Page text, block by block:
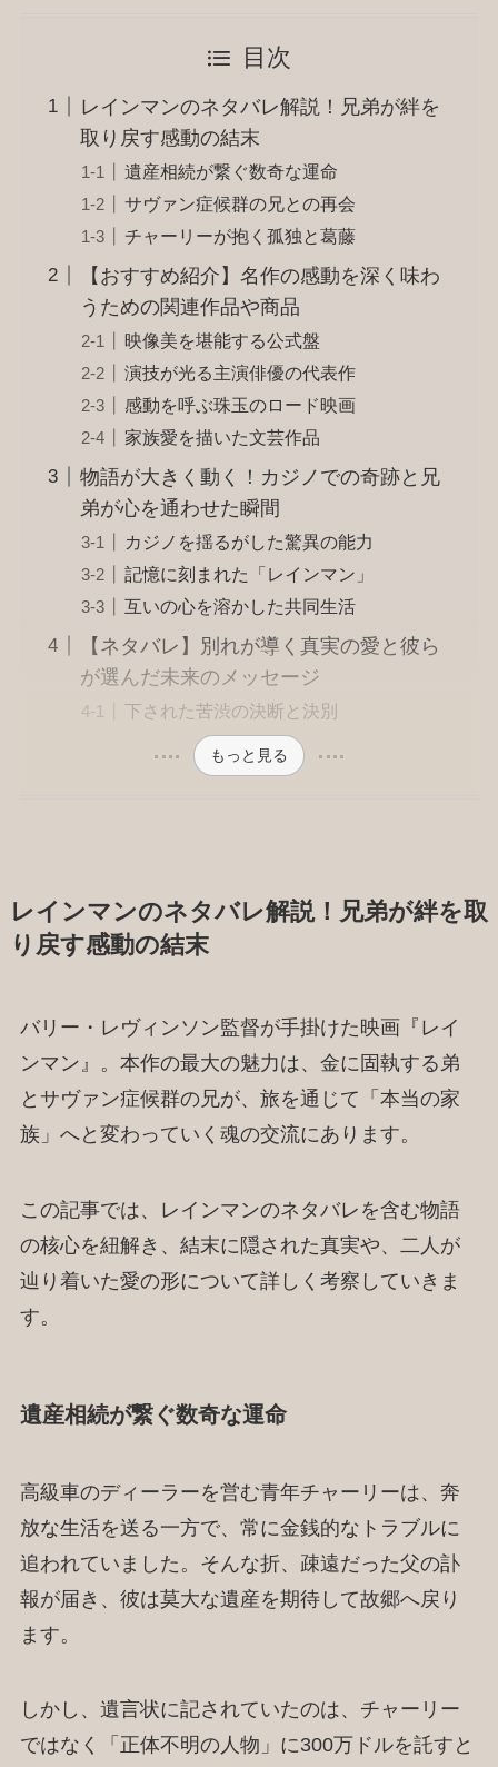
目次
レインマンのネタバレ解説！兄弟が絆を
取り戻す感動の結末
遺産相続が繋ぐ数奇な運命
サヴァン症候群の兄との再会
チャーリーが抱く孤独と葛藤
【おすすめ紹介】名作の感動を深く味わ
うための関連作品や商品
映像美を堪能する公式盤
演技が光る主演俳優の代表作
感動を呼ぶ珠玉のロード映画
家族愛を描いた文芸作品
物語が大きく動く！カジノでの奇跡と兄
弟が心を通わせた瞬間
カジノを揺るがした驚異の能力
記憶に刻まれた「レインマン」
互いの心を溶かした共同生活
【ネタバレ】別れが導く真実の愛と彼ら
が選んだ未来のメッセージ
下された苦渋の決断と決別
もっと見る
レインマンのネタバレ解説！兄弟が絆を取
り戻す感動の結末
バリー・レヴィンソン監督が手掛けた映画『レイ
ンマン』。本作の最大の魅力は、金に固執する弟
とサヴァン症候群の兄が、旅を通じて「本当の家
族」へと変わっていく魂の交流にあります。
この記事では、レインマンのネタバレを含む物語
の核心を紐解き、結末に隠された真実や、二人が
辿り着いた愛の形について詳しく考察していきま
す。
遺産相続が繋ぐ数奇な運命
高級車のディーラーを営む青年チャーリーは、奔
放な生活を送る一方で、常に金銭的なトラブルに
追われていました。そんな折、疎遠だった父の訃
報が届き、彼は莫大な遺産を期待して故郷へ戻り
ます。
しかし、遺言状に記されていたのは、チャーリー
ではなく「正体不明の人物」に300万ドルを託すと